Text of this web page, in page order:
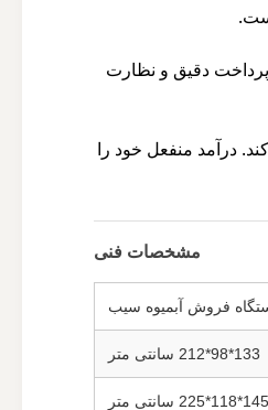
دقیق و نظارت
درآمد منفعل خود را
مشخصات فنی
فروش آبمیوه سیب
133*98*212 سانتی متر
145*118*225 سانتی متر